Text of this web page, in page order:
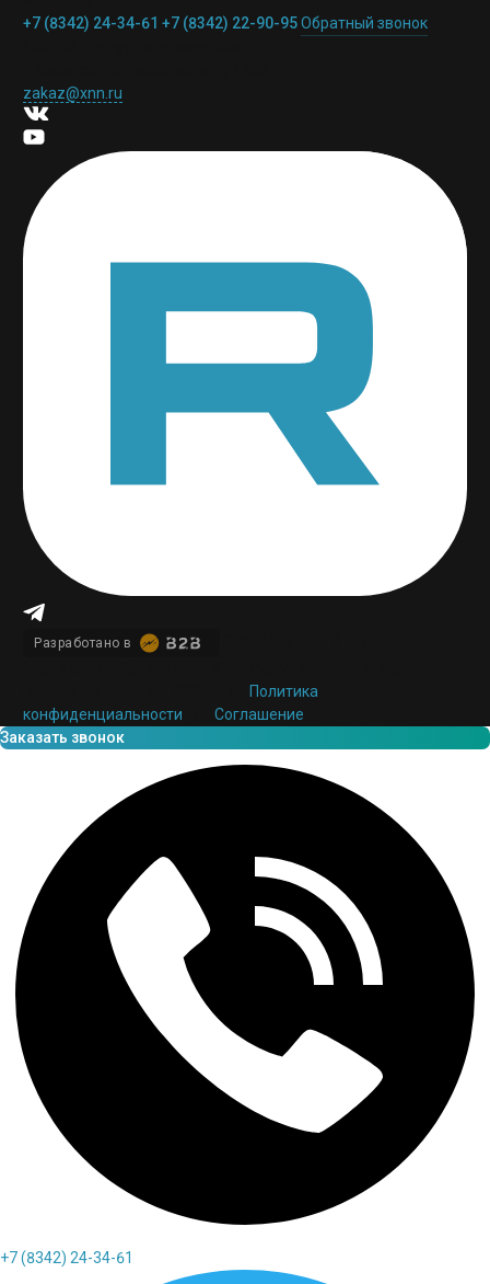
+7 (8342) 24-34-61 +7 (8342) 22-90-95Обратный звонок
zakaz@xnn.ru
Разработано в
Политика
конфиденциальности
Соглашение
Заказать звонок
+7 (8342) 24-34-61